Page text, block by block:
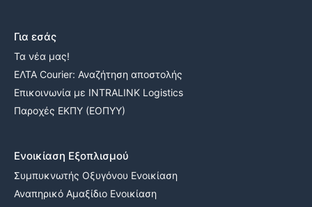
Για εσάς
Τα νέα μας!
ΕΛΤΑ Courier: Αναζήτηση αποστολής
Επικοινωνία με INTRALINK Logistics
Παροχές ΕΚΠΥ (ΕΟΠΥΥ)
Ενοικίαση Εξοπλισμού
Συμπυκνωτής Οξυγόνου Ενοικίαση
Αναπηρικό Αμαξίδιο Ενοικίαση